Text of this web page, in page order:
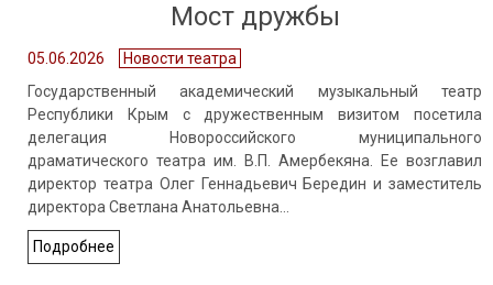
Мост дружбы
05.06.2026
Новости театра
Государственный академический музыкальный театр
Республики Крым с дружественным визитом посетила
делегация Новороссийского муниципального
драматического театра им. В.П. Амербекяна. Ее возглавил
директор театра Олег Геннадьевич Бередин и заместитель
директора Светлана Анатольевна…
Подробнее